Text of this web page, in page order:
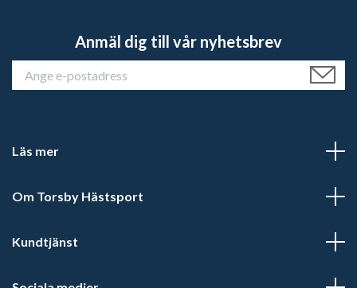
Anmäl dig till vår nyhetsbrev
Läs mer
Om Torsby Hästsport
Kundtjänst